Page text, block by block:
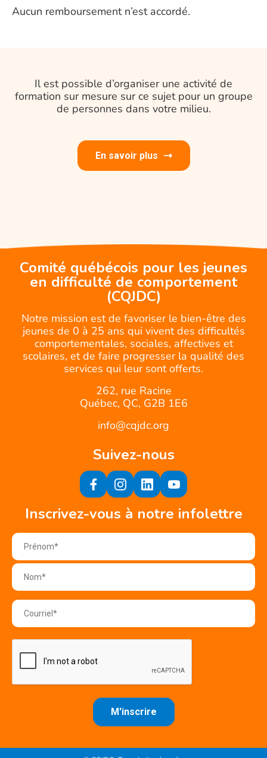
Aucun remboursement n’est accordé.
Il est possible d’organiser une activité de
formation sur mesure sur ce sujet pour un groupe
de personnes dans votre milieu.
En savoir plus
Comité québécois pour les jeunes
en difficulté de comportement
(CQJDC)
Notre mission est de favoriser le bien-être des
jeunes de 0 à 25 ans qui vivent des difficultés
comportementales, sociales, affectives et
scolaires, et de faire progresser la qualité des
services qui leur sont offerts.
262, rue Racine
Québec, QC, G2B 1E6
info@cqjdc.org
Suivez-nous
Inscrivez-vous à notre infolettre